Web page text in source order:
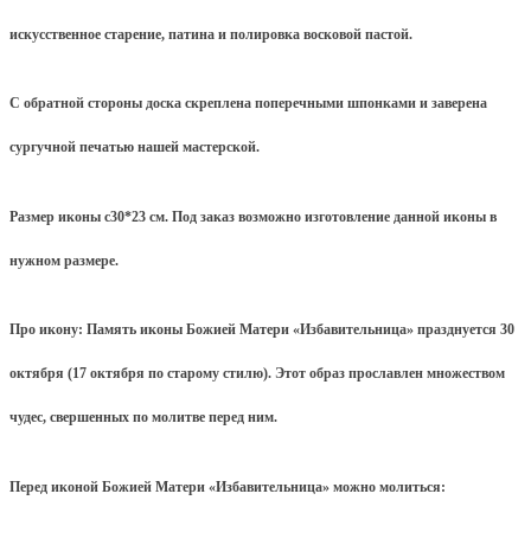
искусственное старение, патина и полировка восковой пастой.
С обратной стороны доска скреплена поперечными шпонками и заверена
сургучной печатью нашей мастерской.
Размер иконы с30*23 см. Под заказ возможно изготовление данной иконы в
нужном размере.
Про икону: Память иконы Божией Матери «Избавительница» празднуется 30
октября (17 октября по старому стилю). Этот образ прославлен множеством
чудес, свершенных по молитве перед ним.
Перед иконой Божией Матери «Избавительница» можно молиться: